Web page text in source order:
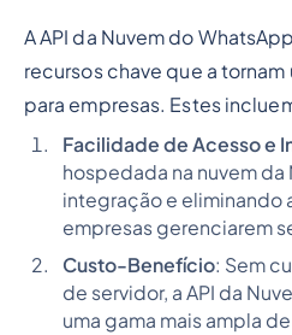
A API da Nuvem do
recursos chave que a
para empresas. Estes
Facilidade de Acesso e
hospedada na nuvem
integração e eliminando
empresas gerenciarem
Custo-Benefício: Sem
de servidor, a API da
uma gama mais ampla